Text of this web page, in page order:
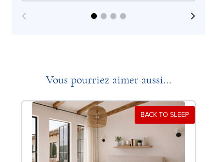
Vous pourriez aimer aussi...
BACK TO SLEEP